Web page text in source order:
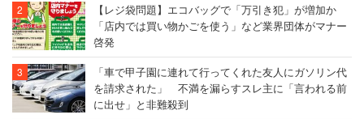
【レジ袋問題】エコバッグで「万引き犯」が増加か
「店内では買い物かごを使う」など業界団体がマナー
啓発
「車で甲子園に連れて行ってくれた友人にガソリン代
を請求された」 不満を漏らすスレ主に「言われる前
に出せ」と非難殺到